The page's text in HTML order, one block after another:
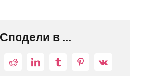
Сподели в ...
RedditLinkedInTumblrPinterest
Vk